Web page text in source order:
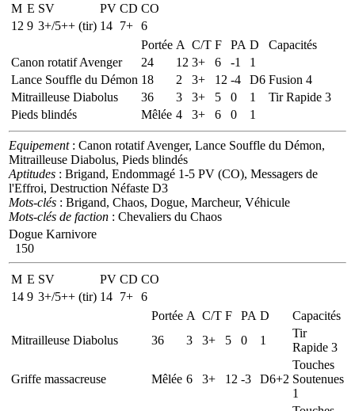
M E SV PV CD CO
12 9 3+/5++ (tir) 14 7+ 6
Portée A C/T F PA D
Capacités
Canon rotatif Avenger
24 12 3+ 6 -1
1
Lance Souffle du Démon 18 2 3+ 12 -4 D6 Fusion 4
Mitrailleuse Diabolus
36 3 3+ 5 0 1
Tir Rapide 3
Pieds blindés
Mêlée 4 3+ 6 0 1
Equipement: Canon rotatif Avenger, Lance Souffle du Démon,
Mitrailleuse Diabolus, Pieds blindés
Aptitudes : Brigand, Endommagé 1-5 PV (CO), Messagers de
l'Effroi, Destruction Néfaste D3
Mots-clés : Brigand, Chaos, Dogue, Marcheur, Véhicule
Mots-clés de faction : Chevaliers du Chaos
Dogue Karnivore
150
M E SV PV CD CO
14 9 3+/5++ (tir) 14 7+ 6
Portée A C/T F PA D
Capacités
Mitrailleuse Diabolus
36 3 3+ 5 0 1
Tir
Rapide 3
Griffe massacreuse Mêlée 6 3+ 12 -3 D6+2
Touches
Soutenues
1